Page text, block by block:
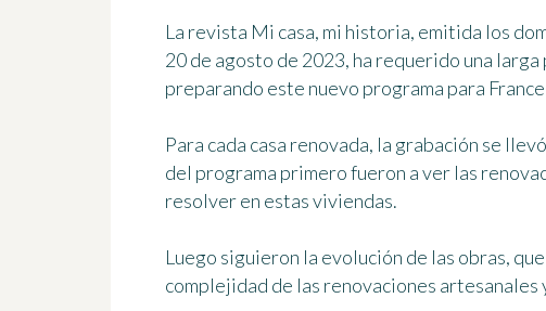
La revista Mi casa, mi historia, emitida los
20 de agosto de 2023, ha requerido una
preparando este nuevo programa para
Para cada casa renovada, la grabación se
del programa primero fueron a ver las
resolver en estas viviendas.
Luego siguieron la evolución de las obras,
complejidad de las renovaciones artesanales